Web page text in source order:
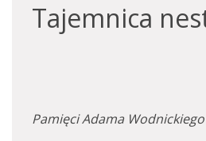
Tajemnica
Pamięci Adama Wodnickiego